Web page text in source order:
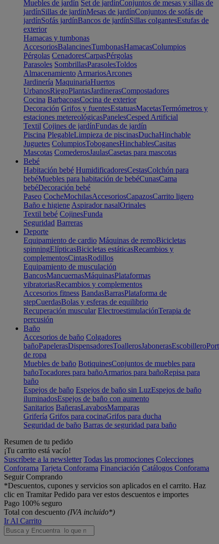
Muebles de jardín Set de jardínConjuntos de mesas y sillas de
jardínSillas de jardínMesas de jardínConjuntos de sofás de
jardínSofás jardínBancos de jardínSillas colgantesEstufas de
exterior
Hamacas y tumbonas
AccesoriosBalancinesTumbonasHamacasColumpios
Pérgolas CenadoresCarpasPérgolas
Parasoles SombrillasParasolesToldos
Almacenamiento ArmariosArcones
Jardinería MaquinariaHuertos
UrbanosRiegoPlantasJardinerasCompostadores
Cocina BarbacoasCocina de exterior
Decoración Grifos y fuentesEstatuasMacetasTermómetros y
estaciones metereológicasPanelesCesped Artificial
Textil Cojines de jardínFundas de jardín
Piscina PlegableLimpieza de piscinasDuchaHinchable
Juguetes ColumpiosToboganesHinchablesCasitas
Mascotas ComederosJaulasCasetas para mascotas
Bebé
Habitación bebé HumidificadoresCestasColchón para
bebéMuebles para habitación de bebéCunasCama
bebéDecoración bebé
Paseo CocheMochilasAccesoriosCapazosCarrito ligero
Baño e higiene Aspirador nasalOrinales
Textil bebé CojinesFunda
Seguridad Barreras
Deporte
Equipamiento de cardio Máquinas de remoBicicletas
spinningElípticasBicicletas estáticasRecambios y
complementosCintasRodillos
Equipamiento de musculación
BancosMancuernasMáquinasPlataformas
vibratoriasRecambios y complementos
Accesorios fitness BandasBarrasPlataforma de
stepCuerdasBolas y esferas de equilibrio
Recuperación muscular ElectroestimulaciónTerapia de
percusión
Baño
Accesorios de baño Colgadores
bañoPapelerasDispensadoresToallerosJabonerasEscobillero
de ropa
Muebles de baño BotiquinesConjuntos de muebles para
bañoTocadores para bañoArmarios para bañoRepisa para
baño
Espejos de baño Espejos de baño sin LuzEspejos de baño
iluminadosEspejos de baño con aumento
Sanitarios BañerasLavabosMamparas
Grifería Grifos para cocinaGrifos para ducha
Seguridad de baño Barras de seguridad para baño
Resumen de tu pedido
¡Tu carrito está vacío!
Suscríbete a la newsletter Todas las promociones Colecciones
Conforama Tarjeta Conforama Financiación Catálogos Conforama
Seguir Comprando
*Descuentos, cupones y servicios son aplicados en el carrito. Haz
clic en Tramitar Pedido para ver estos descuentos e importes
Pago 100% seguro
Total con descuento (IVA incluido*)
Ir Al Carrito